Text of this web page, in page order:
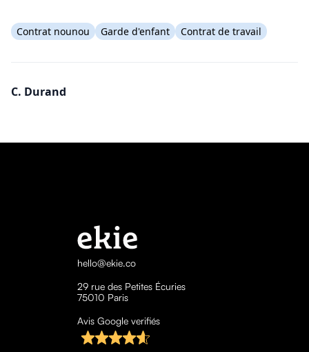
Contrat nounou Garde d'enfant Contrat de travail
C. Durand
hello@ekie.co
29 rue des Petites Écuries
75010 Paris
Avis Google verifiés